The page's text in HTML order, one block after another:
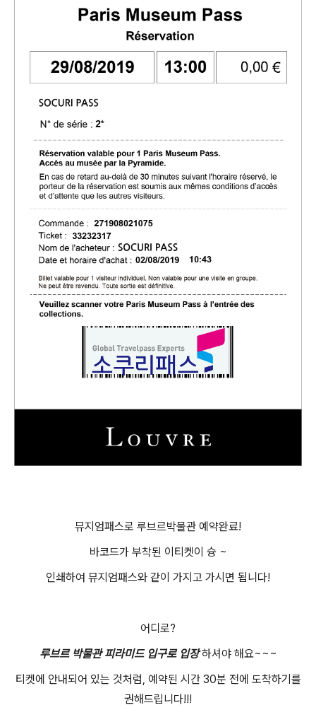
뮤지엄패스로 루브르박물관 예약완료!
바코드가 부착된 이티켓이 슝 ~
인쇄하여 뮤지엄패스와 같이 가지고 가시면 됩니다!
어디로?
루브르 박물관 피라미드 입구로 입장하셔야 해요~~~
티켓에 안내되어 있는 것처럼, 예약된 시간 30분 전에 도착하기를
권해드립니다!!!